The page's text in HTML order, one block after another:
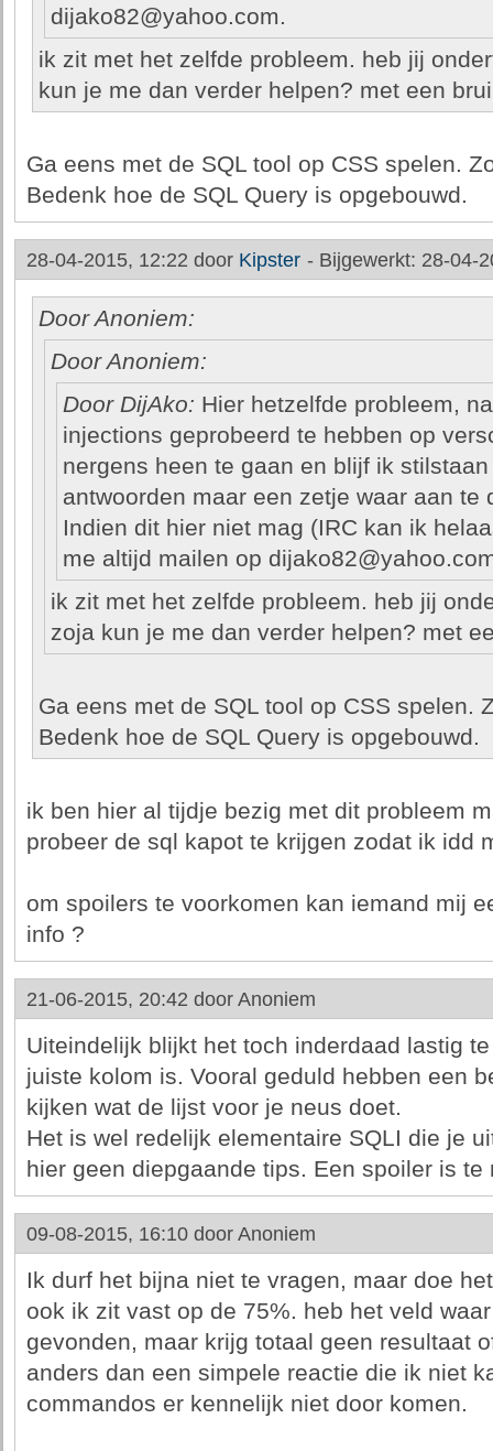
dijako82@yahoo.com.
ik zit met het zelfde probleem. heb jij
kun je me dan verder helpen? met een
Ga eens met de SQL tool op CSS spelen.
Bedenk hoe de SQL Query is opgebouwd.
28-04-2015, 12:22 door Kipster - Bijgewerkt: 28-04-
Door Anoniem:
Door Anoniem:
Door DijAko: Hier hetzelfde probleem,
injections geprobeerd te hebben op
nergens heen te gaan en blijf ik
antwoorden maar een zetje waar aan te
Indien dit hier niet mag (IRC kan ik
me altijd mailen op
ik zit met het zelfde probleem. heb jij
zoja kun je me dan verder helpen? met
Ga eens met de SQL tool op CSS spelen.
Bedenk hoe de SQL Query is opgebouwd.
ik ben hier al tijdje bezig met dit probleem
probeer de sql kapot te krijgen zodat ik idd
om spoilers te voorkomen kan iemand mij
info ?
21-06-2015, 20:42 door Anoniem
Uiteindelijk blijkt het toch inderdaad lastig
juiste kolom is. Vooral geduld hebben een
kijken wat de lijst voor je neus doet.
Het is wel redelijk elementaire SQLI die je
hier geen diepgaande tips. Een spoiler is
09-08-2015, 16:10 door Anoniem
Ik durf het bijna niet te vragen, maar doe
ook ik zit vast op de 75%. heb het veld
gevonden, maar krijg totaal geen resultaat
anders dan een simpele reactie die ik niet
commandos er kennelijk niet door komen.